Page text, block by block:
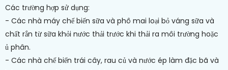
Các trường hợp sử dụng:
- Các nhà máy chế biến sữa và phô mai loại bỏ váng sữa và
chất rắn từ sữa khỏi nước thải trước khi thải ra môi trường hoặc
ủ phân.
- Các nhà chế biến trái cây, rau củ và nước ép làm đặc bã và